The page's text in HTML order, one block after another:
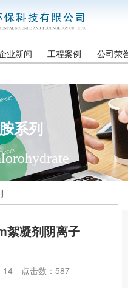
业新闻 工程案例
公司荣
系列
絮凝剂阴离子
14 点击数： 587